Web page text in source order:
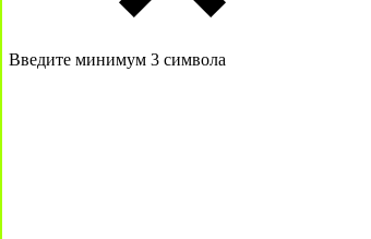
Введите минимум 3 символа